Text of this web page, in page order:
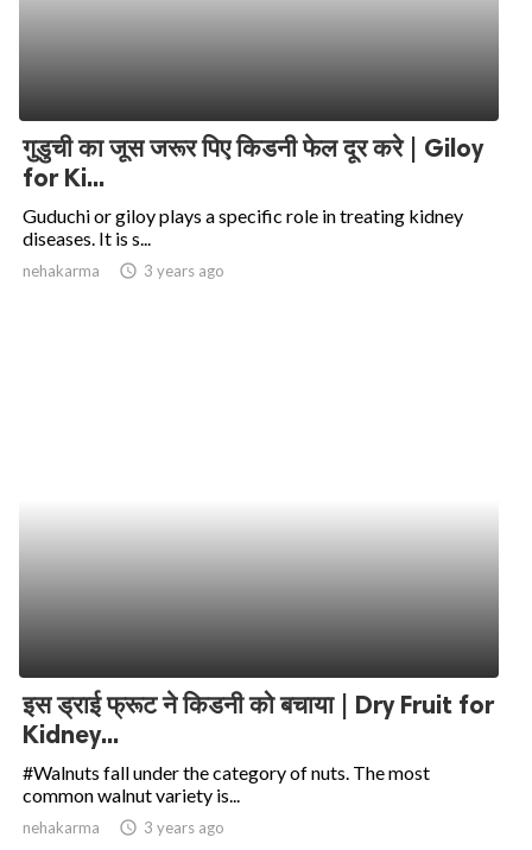
गुडुची का जूस जरूर पिए किडनी फेल दूर करे | Giloy
for Ki...
Guduchi or giloy plays a specific role in treating kidney
diseases. It is s...
nehakarma access_time 3 years ago
इस ड्राई फ्रूट ने किडनी को बचाया | Dry Fruit for
Kidney...
#Walnuts fall under the category of nuts. The most
common walnut variety is...
nehakarma access_time 3 years ago